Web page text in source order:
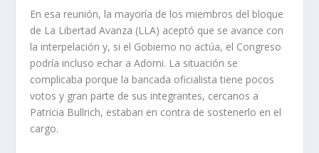
En esa reunión, la mayoría de los miembros del bloque
de La Libertad Avanza (LLA) aceptó que se avance con
la interpelación y, si el Gobierno no actúa, el Congreso
podría incluso echar a Adorni. La situación se
complicaba porque la bancada oficialista tiene pocos
votos y gran parte de sus integrantes, cercanos a
Patricia Bullrich, estaban en contra de sostenerlo en el
cargo.